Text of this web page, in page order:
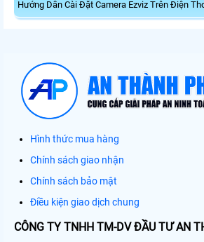
Hướng Dẫn Cài Đặt Camera Ezviz Trên Điện
Hình thức mua hàng
Chính sách giao nhận
Chính sách bảo mật
Điều kiện giao dịch chung
CÔNG TY TNHH TM-DV ĐẦU TƯ AN